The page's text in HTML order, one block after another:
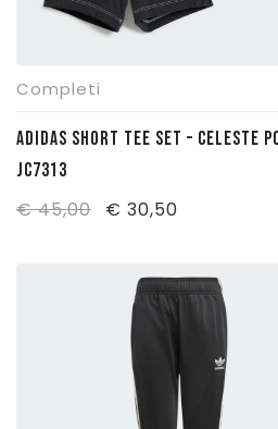
Completi
ADIDAS SHORT TEE SET – CELESTE
JC7313
€45,00
Il
originale
era:
€ 45,00.
€ 30,50
attuale
è: